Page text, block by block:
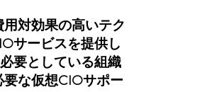
対効果の高いテク
サービスを提供し
要としている組織
な仮想CIOサポー